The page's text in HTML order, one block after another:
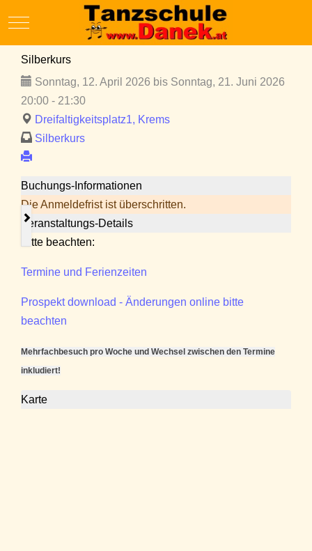
Mobile Menu Toggle
Silberkurs
Sonntag, 12. April 2026 bis Sonntag, 21. Juni 2026
20:00 - 21:30
Dreifaltigkeitsplatz1, Krems
Silberkurs
Buchungs-Informationen
Die Anmeldefrist ist überschritten.
Veranstaltungs-Details
Bitte beachten:
Termine und Ferienzeiten
Prospekt download - Änderungen online bitte
beachten
Mehrfachbesuch pro Woche und Wechsel zwischen den Termine
inkludiert!
Karte